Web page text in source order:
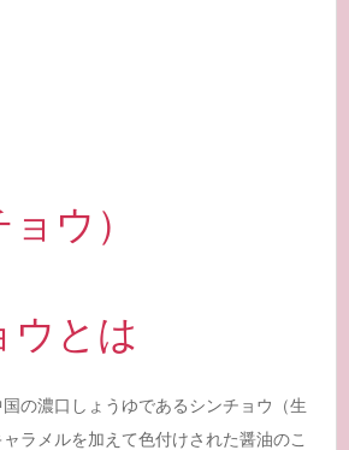
ョウ）
ウとは
の濃口しょうゆであるシンチョウ（生
ラメルを加えて色付けされた醤油のこ